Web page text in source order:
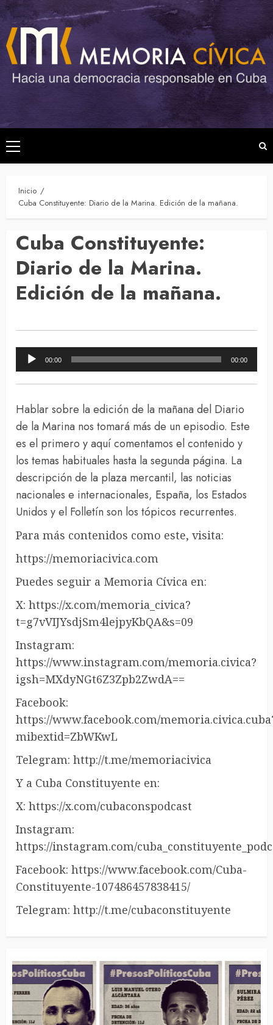
Saltar
al
contenido
Menú
principal
Inicio
Cuba Constituyente: Diario de la Marina. Edición de la mañana.
Cuba Constituyente:
Diario de la Marina.
Edición de la mañana.
Reproductor
de
audio
00:00 00:00
Hablar sobre la edición de la mañana del Diario
de la Marina nos tomará más de un episodio. Este
es el primero y aquí comentamos el contenido y
los temas habituales hasta la segunda página. La
descripción de la plaza mercantil, las noticias
nacionales e internacionales, España, los Estados
Unidos y el Folletín son los tópicos recurrentes.
Para más contenidos como este, visita:
https://memoriacivica.com
Puedes seguir a Memoria Cívica en:
X: https://x.com/memoria_civica?
t=g7vVIJYsdjSm4lejpyKbQA&s=09
Instagram:
https://www.instagram.com/memoria.civica?
igsh=MXdyNGt6Z3Zpb2ZwdA==
Facebook:
https://www.facebook.com/
mibextid=ZbWKwL
Telegram: http://t.me/memoriacivica
Y a Cuba Constituyente en:
X: https://x.com/cubaconspodcast
Instagram:
https://instagram.com/
Facebook: https://www.facebook.com/Cuba-
Constituyente-107486457838415/
Telegram: http://t.me/cubaconstituyente